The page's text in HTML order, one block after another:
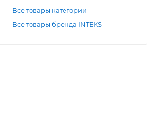
Все товары категории
Все товары бренда INTEKS